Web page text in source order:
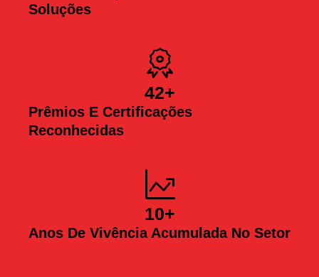
Soluções
Prêmios E Certificações
Reconhecidas
42+
Anos De Vivência Acumulada No Setor
10+